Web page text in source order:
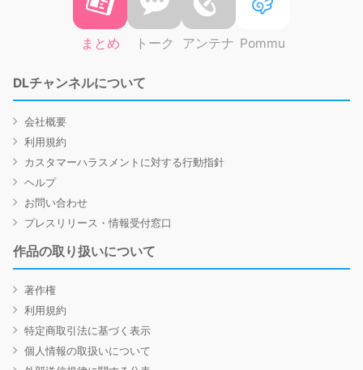
まとめ トーク アンテナ Pommu
DLチャンネルについて
会社概要
利用規約
カスタマーハラスメントに対する行動指針
ヘルプ
お問い合わせ
プレスリリース・情報受付窓口
作品の取り扱いについて
著作権
利用規約
特定商取引法に基づく表示
個人情報の取扱いについて